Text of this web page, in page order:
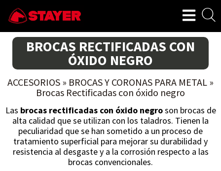
BROCAS RECTIFICADAS CON
ÓXIDO NEGRO
ACCESORIOS » BROCAS Y CORONAS PARA METAL »
Brocas Rectificadas con óxido negro
Las brocas rectificadas con óxido negroson brocas de
alta calidad que se utilizan con los taladros. Tienen la
peculiaridad que se han sometido a un proceso de
tratamiento superficial para mejorar su durabilidad y
resistencia al desgaste y a la corrosión respecto a las
brocas convencionales.